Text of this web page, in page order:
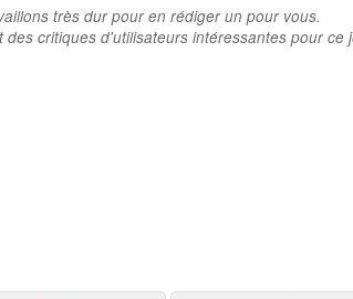
très dur pour en rédiger un pour vous.
critiques d'utilisateurs intéressantes pour ce